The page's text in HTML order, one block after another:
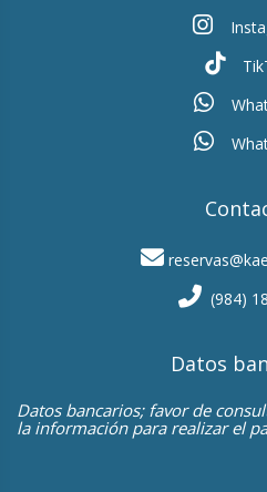
(984)
Datos
Datos bancarios; favor de
la información para realizar el